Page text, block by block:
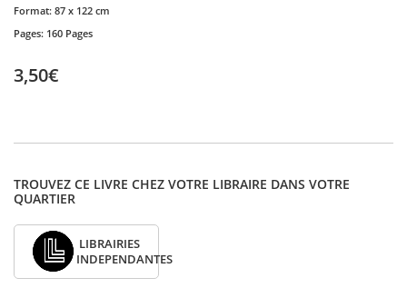
Format: 87 x 122 cm
Pages: 160 Pages
3,50€
TROUVEZ CE LIVRE CHEZ VOTRE LIBRAIRE DANS VOTRE
QUARTIER
LIBRAIRIES
INDEPENDANTES